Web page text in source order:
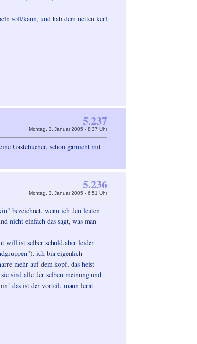
soll/kann, und hab dem netten kerl
5.237
Montag, 3. Januar 2005 - 8:37 Uhr
Gästebücher, schon garnicht mit
5.236
Montag, 3. Januar 2005 - 6:51 Uhr
bezeichnet. wenn ich den leuten
nicht einfach das sagt, was man
will ist selber schuld.aber leider
ich bin eigenlich
mehr auf dem kopf, das heist
sind alle der selben meinung.und
das ist der vorteil, mann lernt